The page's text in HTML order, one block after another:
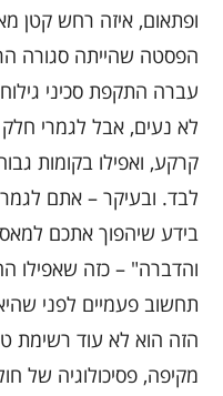
ופתאום, איזה רחש קטן
הפסטה שהייתה סגורה
עברה התקפת סכיני
לא נעים, אבל לגמרי
קרקע, ואפילו בקומות
לבד. ובעיקר – אתם
בידע שיהפוך אתכם
והדברה" – כזה שאפילו
תחשוב פעמיים לפני
הזה הוא לא עוד רשימת
מקיפה, פסיכולוגיה של